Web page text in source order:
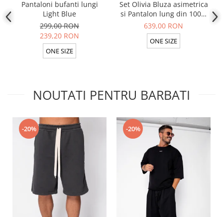
Pantaloni bufanti lungi
Light Blue
299,00 RON
239,20 RON
ONE SIZE
Set Olivia Bluza asimetrica
si Pantalon lung din 100%
in Light Olive
639,00 RON
ONE SIZE
NOUTATI PENTRU BARBATI
-20% -20%